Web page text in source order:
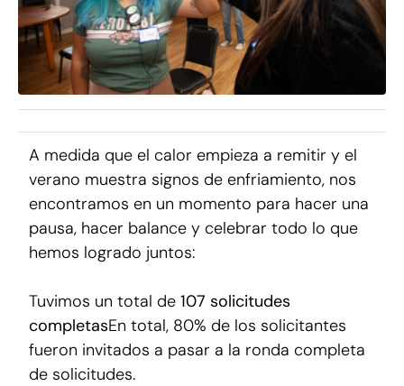
A medida que el calor empieza a remitir y el
verano muestra signos de enfriamiento, nos
encontramos en un momento para hacer una
pausa, hacer balance y celebrar todo lo que
hemos logrado juntos:
Tuvimos un total de 107 solicitudes
completasEn total, 80% de los solicitantes
fueron invitados a pasar a la ronda completa
de solicitudes.